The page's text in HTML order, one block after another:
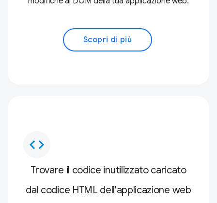
Scopri di più
code
Trovare il codice inutilizzato caricato
dal codice HTML dell'applicazione web